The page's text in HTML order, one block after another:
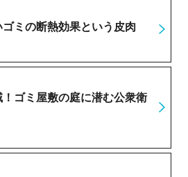
ミの断熱効果という皮肉
ゴミ屋敷の庭に潜む公衆衛